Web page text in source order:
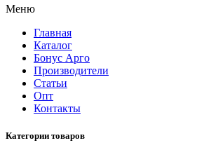
Меню
Главная
Каталог
Бонус Арго
Производители
Статьи
Опт
Контакты
Категории товаров